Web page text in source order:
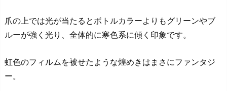
爪の上では光が当たるとボトルカラーよりもグリーンやブ
ルーが強く光り、全体的に寒色系に傾く印象です。
虹色のフィルムを被せたような煌めきはまさにファンタジ
ー。